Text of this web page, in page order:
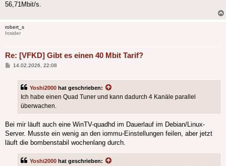
56,71Mbit/s.
robert_s
Insider
Re: [VFKD] Gibt es einen 40 Mbit Tarif?
Beitrag
14.02.2026, 22:08
Yoshi2000 hat geschrieben:
Ich habe einen Quad Tuner und kann dadurch 4 Kanäle parallel
überwachen.
Bei mir läuft auch eine WinTV-quadhd im Dauerlauf im Debian/Linux-
Server. Musste ein wenig an den iommu-Einstellungen feilen, aber jetzt
läuft die bombenstabil wochenlang durch.
Yoshi2000 hat geschrieben: